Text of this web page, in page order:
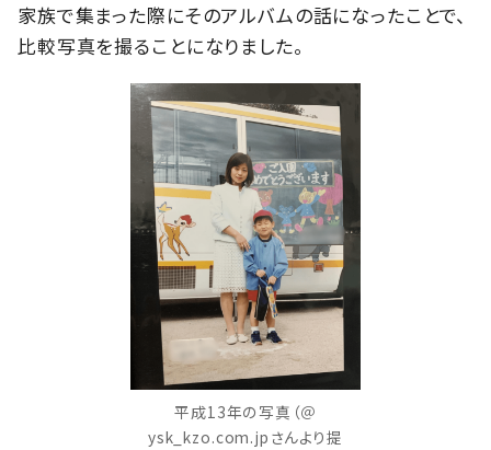
家族で集まった際にそのアルバムの話になったことで、
比較写真を撮ることになりました。
平成13年の写真（＠
ysk_kzo.com.jpさんより提